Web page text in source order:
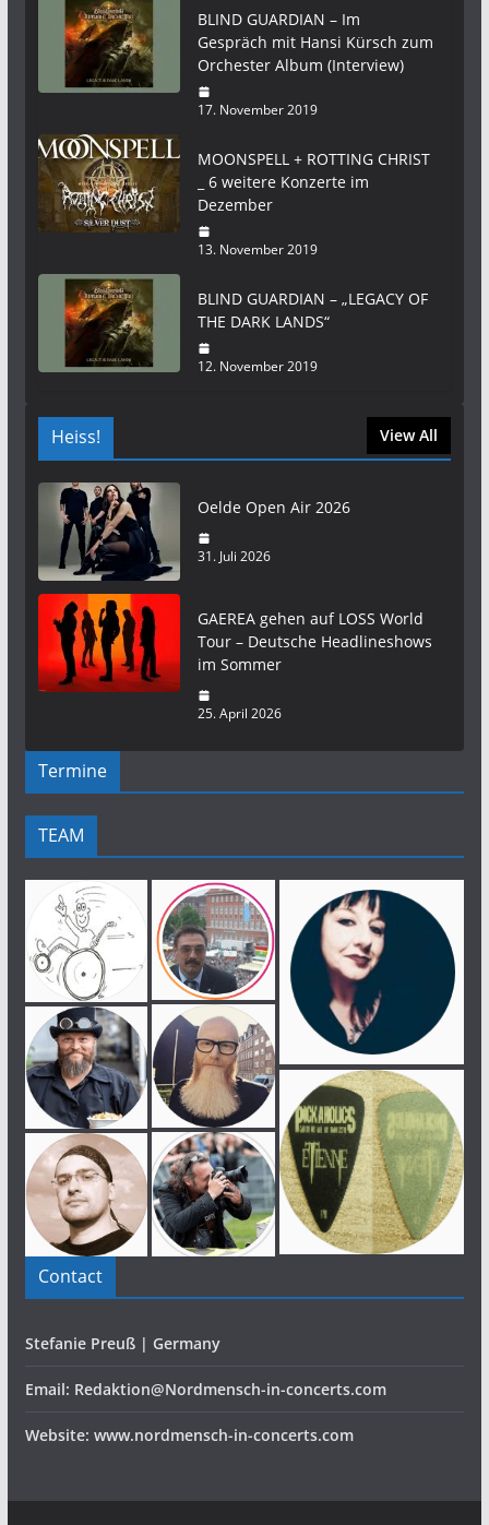
BLIND GUARDIAN – Im
Gespräch mit Hansi Kürsch zum
Orchester Album (Interview)
17. November 2019
MOONSPELL + ROTTING CHRIST
_ 6 weitere Konzerte im
Dezember
13. November 2019
BLIND GUARDIAN – „LEGACY OF
THE DARK LANDS“
12. November 2019
Heiss! View All
Oelde Open Air 2026
31. Juli 2026
GAEREA gehen auf LOSS World
Tour – Deutsche Headlineshows
im Sommer
25. April 2026
Termine
TEAM
Contact
Stefanie Preuß | Germany
Email: Redaktion@Nordmensch-in-concerts.com
Website: www.nordmensch-in-concerts.com